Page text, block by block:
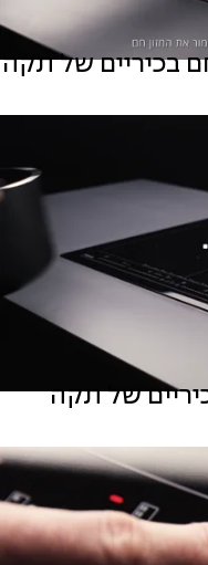
בכיריים של תקה
של תקה